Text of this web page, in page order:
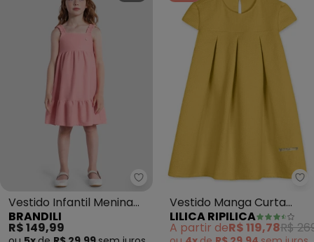
Brandili - Vestido Infantil
Vestido Infantil Menina
em Tricot (Rosa)
BRANDILI
R$ 149,99
Vestido Manga Curta
Infantil Feminino
(Amarelo)
LILICA RIPILICA
A partir deR$ 119,78R$